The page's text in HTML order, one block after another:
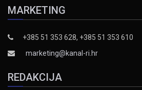
MARKETING
+385 51 353 628, +385 51 353 610
marketing@kanal-ri.hr
REDAKCIJA